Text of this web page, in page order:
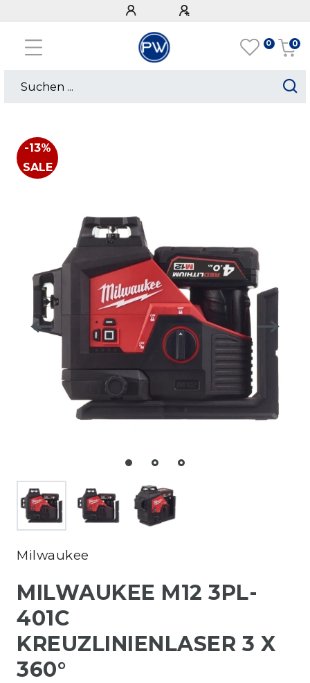
0 0
-13%
SALE
Milwaukee
MILWAUKEE M12 3PL-
401C
KREUZLINIENLASER 3 X
360°